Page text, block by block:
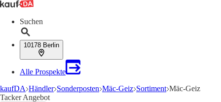
Suchen
10178 Berlin
Alle Prospekte
kaufDA Händler Sonderposten Mäc-Geiz Sortiment Mäc-Geiz
Tacker Angebot